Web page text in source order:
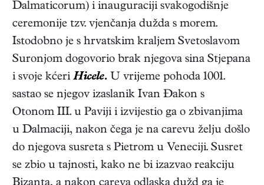
Dalmaticorum) i inauguraciji svakogodišnje
ceremonije tzv. vjenčanja dužda s morem.
Istodobno je s hrvatskim kraljem Svetoslavom
Suronjom dogovorio brak njegova sina Stjepana
i svoje kćeri Hicele. U vrijeme pohoda 1001.
sastao se njegov izaslanik Ivan Đakon s
Otonom III. u Paviji i izvijestio ga o zbivanjima
u Dalmaciji, nakon čega je na carevu želju došlo
do njegova susreta s Pietrom u Veneciji. Susret
se zbio u tajnosti, kako ne bi izazvao reakciju